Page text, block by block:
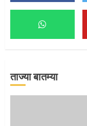
ताज्या बातम्या